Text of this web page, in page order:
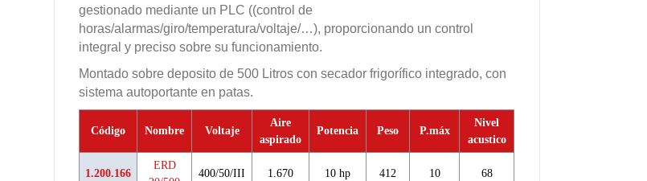
gestionado mediante un PLC ((control de
horas/alarmas/giro/temperatura/voltaje/…), proporcionando un control
integral y preciso sobre su funcionamiento.
Montado sobre deposito de 500 Litros con secador frigorífico integrado, con
sistema autoportante en patas.
Código Nombre Voltaje
Aire
aspirado
Potencia Peso P.máx
Nivel
acustico
1.200.166
ERD
400/50/III 1.670 10 hp 412 10 68